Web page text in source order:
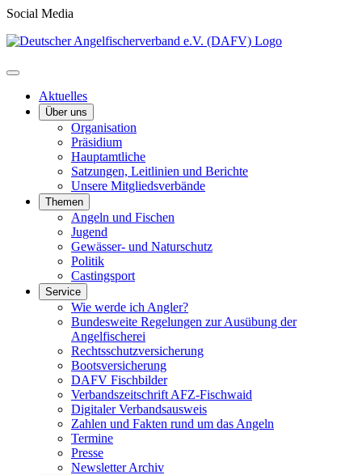
Social Media
Aktuelles
Über uns
Organisation
Präsidium
Hauptamtliche
Satzungen, Leitlinien und Berichte
Unsere Mitgliedsverbände
Themen
Angeln und Fischen
Jugend
Gewässer- und Naturschutz
Politik
Castingsport
Service
Wie werde ich Angler?
Bundesweite Regelungen zur Ausübung der
Angelfischerei
Rechtsschutzversicherung
Bootsversicherung
DAFV Fischbilder
Verbandszeitschrift AFZ-Fischwaid
Digitaler Verbandsausweis
Zahlen und Fakten rund um das Angeln
Termine
Presse
Newsletter Archiv